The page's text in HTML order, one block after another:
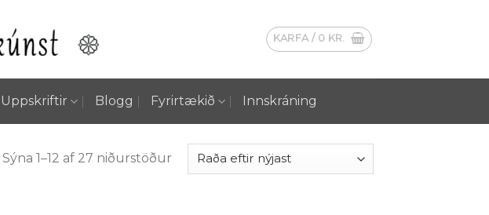
KARFA / 0 KR.
Uppskriftir Blogg Fyrirtækið Innskráning
Sýna 1–12 af 27 niðurstöður